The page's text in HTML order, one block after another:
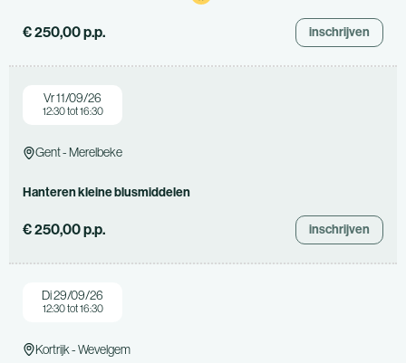
€ 250,00 p.p. inschrijven
Vr 11/09/26
12:30 tot 16:30
Gent - Merelbeke
Hanteren kleine blusmiddelen
€ 250,00 p.p. inschrijven
Di 29/09/26
12:30 tot 16:30
Kortrijk - Wevelgem